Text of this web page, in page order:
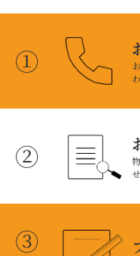
①
②
③